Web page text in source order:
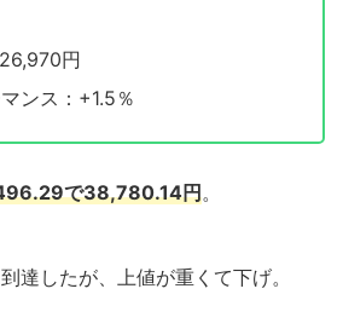
円
ンス：+1.5％
で38,780.14円。
達したが、上値が重くて下げ。